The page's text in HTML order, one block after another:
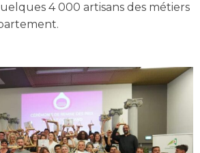
4 000 artisans des métiers